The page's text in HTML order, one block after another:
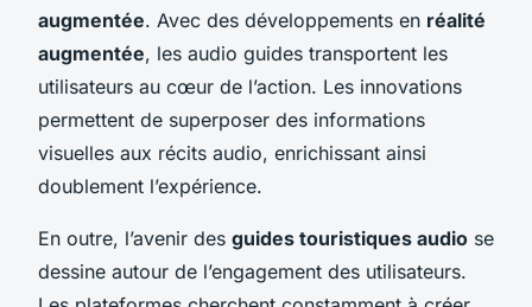
augmentée. Avec des développements en réalité
augmentée, les audio guides transportent les
utilisateurs au cœur de l’action. Les innovations
permettent de superposer des informations
visuelles aux récits audio, enrichissant ainsi
doublement l’expérience.
En outre, l’avenir des guides touristiques audio se
dessine autour de l’engagement des utilisateurs.